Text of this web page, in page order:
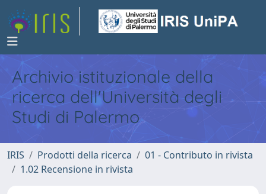
Archivio istituzionale della
ricerca dell'Università degli
Studi di Palermo
IRIS Prodotti della ricerca
01 - Contributo in rivista
1.02 Recensione in rivista